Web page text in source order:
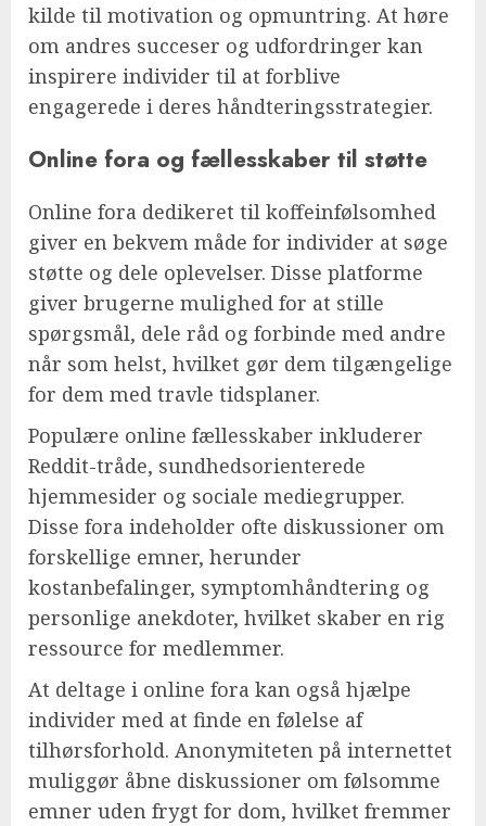
kilde til motivation og opmuntring. At høre
om andres succeser og udfordringer kan
inspirere individer til at forblive
engagerede i deres håndteringsstrategier.
Online fora og fællesskaber til støtte
Online fora dedikeret til koffeinfølsomhed
giver en bekvem måde for individer at søge
støtte og dele oplevelser. Disse platforme
giver brugerne mulighed for at stille
spørgsmål, dele råd og forbinde med andre
når som helst, hvilket gør dem tilgængelige
for dem med travle tidsplaner.
Populære online fællesskaber inkluderer
Reddit-tråde, sundhedsorienterede
hjemmesider og sociale mediegrupper.
Disse fora indeholder ofte diskussioner om
forskellige emner, herunder
kostanbefalinger, symptomhåndtering og
personlige anekdoter, hvilket skaber en rig
ressource for medlemmer.
At deltage i online fora kan også hjælpe
individer med at finde en følelse af
tilhørsforhold. Anonymiteten på internettet
muliggør åbne diskussioner om følsomme
emner uden frygt for dom, hvilket fremmer